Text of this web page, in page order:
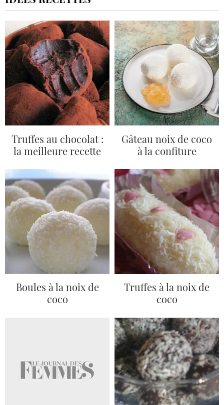
Truffes au chocolat :
la meilleure recette
Gâteau noix de coco
à la confiture
Boules à la noix de
coco
Truffes à la noix de
coco